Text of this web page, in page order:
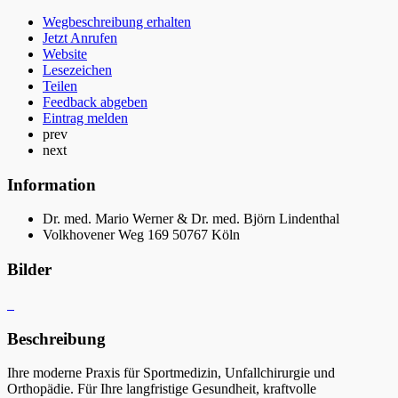
Wegbeschreibung erhalten
Jetzt Anrufen
Website
Lesezeichen
Teilen
Feedback abgeben
Eintrag melden
prev
next
Information
Dr. med. Mario Werner & Dr. med. Björn Lindenthal
Volkhovener Weg 169 50767 Köln
Bilder
Beschreibung
Ihre moderne Praxis für Sportmedizin, Unfallchirurgie und
Orthopädie. Für Ihre langfristige Gesundheit, kraftvolle